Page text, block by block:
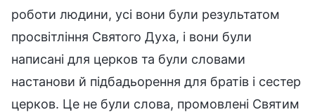
роботи людини, усі вони були результатом
просвітління Святого Духа, і вони були
написані для церков та були словами
настанови й підбадьорення для братів і сестер
церков. Це не були слова, промовлені Святим